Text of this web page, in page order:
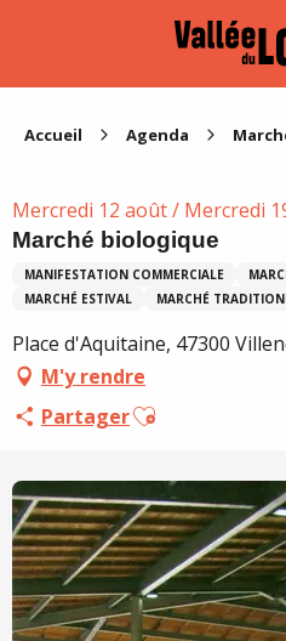
Accueil Agenda
Mercredi 12 août / Mercredi
Marché biologique
MANIFESTATION COMMERCIALE
MARCHÉ ESTIVAL
MARCHÉ
Place d'Aquitaine, 47300
M'y rendre
PartagerAjouter aux